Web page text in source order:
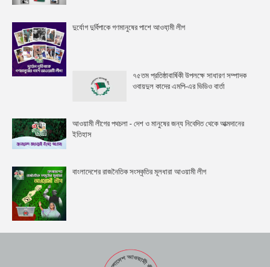
দুর্যোগ দুর্বিপাকে গণমানুষের পাশে আওযা়মী লীগ
৭৫তম প্রতিষ্ঠাবার্ষিকী উপলক্ষে সাধারণ সম্পাদক
ওবায়দুল কাদের এমপি-এর ভিডিও বার্তা
আওয়ামী লীগের পথচলা - দেশ ও মানুষের জন্য নিবেদিত থেকে আত্মদানের
ইতিহাস
বাংলাদেশের রাজনৈতিক সংস্কৃতির মূলধারা আওয়ামী লীগ